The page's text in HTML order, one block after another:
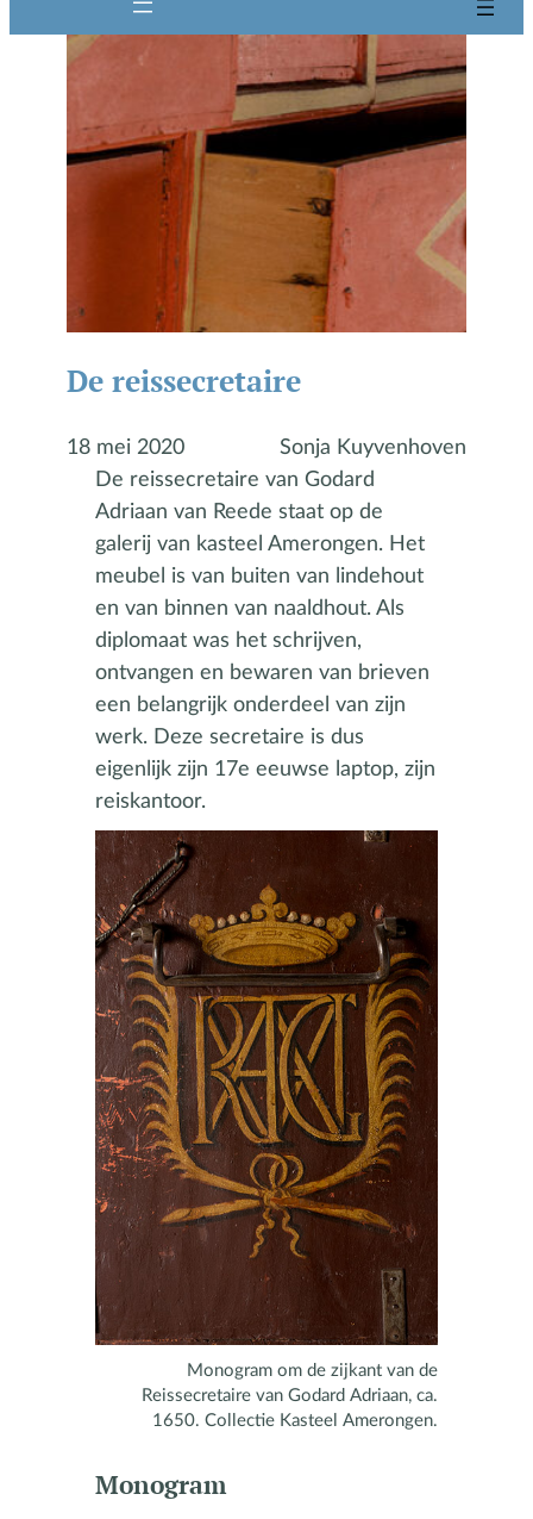
De reissecretaire
18 mei 2020
Sonja Kuyvenhoven
De reissecretaire van Godard
Adriaan van Reede staat op de
galerij van kasteel Amerongen. Het
meubel is van buiten van lindehout
en van binnen van naaldhout. Als
diplomaat was het schrijven,
ontvangen en bewaren van brieven
een belangrijk onderdeel van zijn
werk. Deze secretaire is dus
eigenlijk zijn 17e eeuwse laptop, zijn
reiskantoor.
Monogram om de zijkant van de
Reissecretaire van Godard Adriaan, ca.
1650. Collectie Kasteel Amerongen.
Monogram